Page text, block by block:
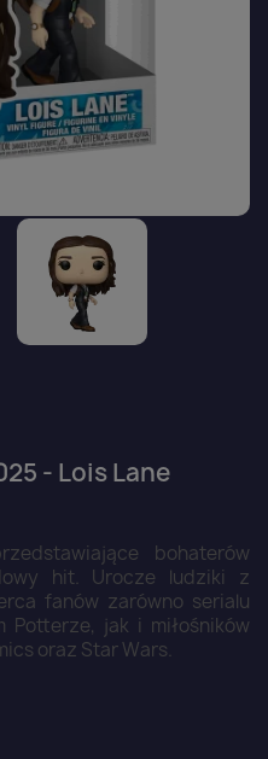
- Lois Lane
bohaterów
hit. Urocze ludziki z
fanów zarówno serialu
Potterze, jak i miłośników
oraz Star Wars.